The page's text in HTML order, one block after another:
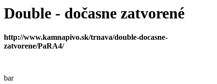
Double - dočasne zatvorené
http://www.kamnapivo.sk/trnava/double-docasne-
zatvorene/PaRA4/
bar